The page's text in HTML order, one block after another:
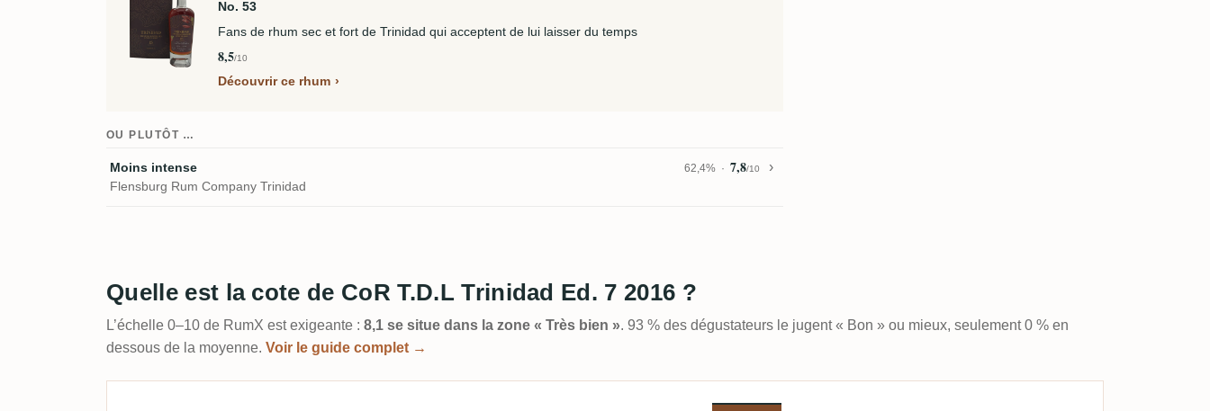
No. 53
Fans de rhum sec et fort de Trinidad qui acceptent de lui laisser du temps
8,5/10
Découvrir ce rhum
OU PLUTÔT …
Moins intense 62,4% 7,8/10
Flensburg Rum Company Trinidad
Quelle est la cote de CoR T.D.L Trinidad Ed. 7 2016 ?
L’échelle 0–10 de RumX est exigeante : 8,1 se situe dans la zone « Très bien ». 93 % des dégustateurs le jugent « Bon » ou mieux, seulement 0 % en
dessous de la moyenne. Voir le guide complet →